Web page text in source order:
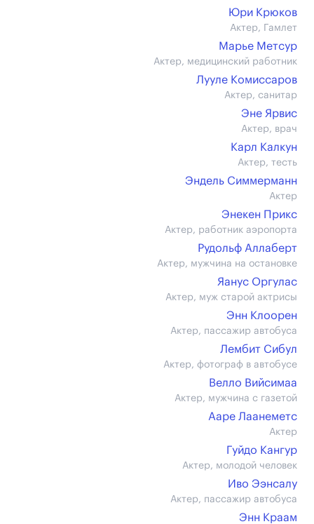
Юри Крюков
Актер, Гамлет
Марье Метсур
Актер, медицинский работник
Лууле Комиссаров
Актер, санитар
Эне Ярвис
Актер, врач
Карл Калкун
Актер, тесть
Эндель Симмерманн
Актер
Энекен Прикс
Актер, работник аэропорта
Рудольф Аллаберт
Актер, мужчина на остановке
Яанус Оргулас
Актер, муж старой актрисы
Энн Клоорен
Актер, пассажир автобуса
Лембит Сибул
Актер, фотограф в автобусе
Велло Вийсимаа
Актер, мужчина с газетой
Ааре Лаанеметс
Актер
Гуйдо Кангур
Актер, молодой человек
Иво Ээнсалу
Актер, пассажир автобуса
Энн Краам